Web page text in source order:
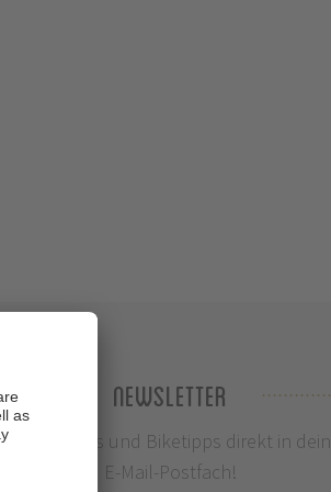
Newsletter
Infos, News und Biketipps direkt in dein
E-Mail-Postfach!